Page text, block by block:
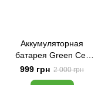
Аккумуляторная
батарея Green Cell
AGM 12V 9Ah VRLA
Battery
999 грн 2 000 грн